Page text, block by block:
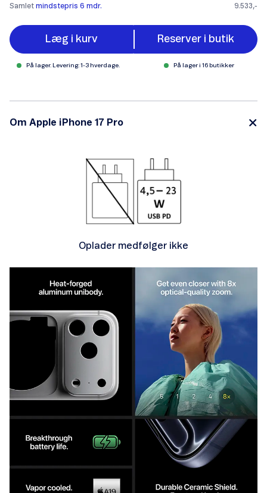
Samlet mindstepris 6 mdr. 9.533,-
Læg i kurv Reserver i butik
På lager. Levering: 1-3 hverdage. På lager i 16 butikker
Om Apple iPhone 17 Pro
Oplader medfølger ikke